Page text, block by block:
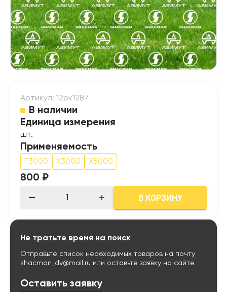
Артикул: 12рк1287
В наличии
Единица измерения
шт.
Применяемость
F3000 X3000 X5000
800 ₽
В КОРЗИНУ
Не тратьте время на поиск
Отправьте список необходимых товаров на почту
shacman_dv@mail.ru или оставьте заявку на сайте
Оставить заявку